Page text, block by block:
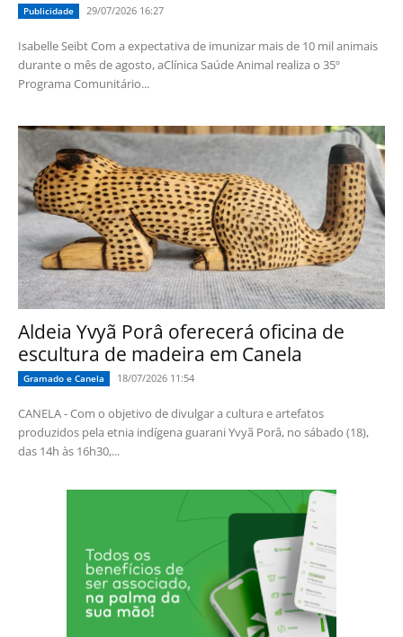
Publicidade 29/07/2026 16:27
Isabelle Seibt Com a expectativa de imunizar mais de 10 mil animais
durante o mês de agosto, aClínica Saúde Animal realiza o 35º
Programa Comunitário...
Aldeia Yvyã Porâ oferecerá oficina de
escultura de madeira em Canela
Gramado e Canela 18/07/2026 11:54
CANELA - Com o objetivo de divulgar a cultura e artefatos
produzidos pela etnia indígena guarani Yvyã Porâ, no sábado (18),
das 14h às 16h30,...